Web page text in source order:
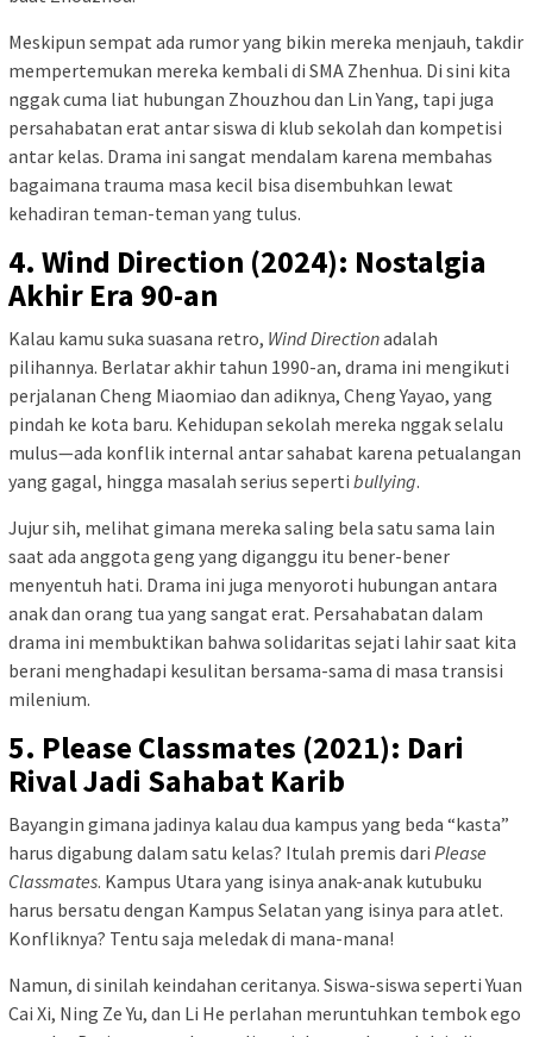
Meskipun sempat ada rumor yang bikin mereka menjauh, takdir
mempertemukan mereka kembali di SMA Zhenhua. Di sini kita
nggak cuma liat hubungan Zhouzhou dan Lin Yang, tapi juga
persahabatan erat antar siswa di klub sekolah dan kompetisi
antar kelas. Drama ini sangat mendalam karena membahas
bagaimana trauma masa kecil bisa disembuhkan lewat
kehadiran teman-teman yang tulus.
4. Wind Direction (2024): Nostalgia
Akhir Era 90-an
Kalau kamu suka suasana retro, Wind Directionadalah
pilihannya. Berlatar akhir tahun 1990-an, drama ini mengikuti
perjalanan Cheng Miaomiao dan adiknya, Cheng Yayao, yang
pindah ke kota baru. Kehidupan sekolah mereka nggak selalu
mulus—ada konflik internal antar sahabat karena petualangan
yang gagal, hingga masalah serius seperti bullying.
Jujur sih, melihat gimana mereka saling bela satu sama lain
saat ada anggota geng yang diganggu itu bener-bener
menyentuh hati. Drama ini juga menyoroti hubungan antara
anak dan orang tua yang sangat erat. Persahabatan dalam
drama ini membuktikan bahwa solidaritas sejati lahir saat kita
berani menghadapi kesulitan bersama-sama di masa transisi
milenium.
5. Please Classmates (2021): Dari
Rival Jadi Sahabat Karib
Bayangin gimana jadinya kalau dua kampus yang beda “kasta”
harus digabung dalam satu kelas? Itulah premis dari Please
Classmates. Kampus Utara yang isinya anak-anak kutubuku
harus bersatu dengan Kampus Selatan yang isinya para atlet.
Konfliknya? Tentu saja meledak di mana-mana!
Namun, di sinilah keindahan ceritanya. Siswa-siswa seperti Yuan
Cai Xi, Ning Ze Yu, dan Li He perlahan meruntuhkan tembok ego